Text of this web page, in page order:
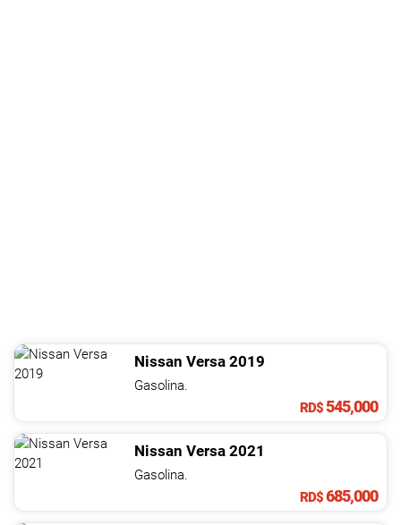
Nissan Versa 2019
Gasolina.
RD$545,000
Nissan Versa 2021
Gasolina.
RD$685,000